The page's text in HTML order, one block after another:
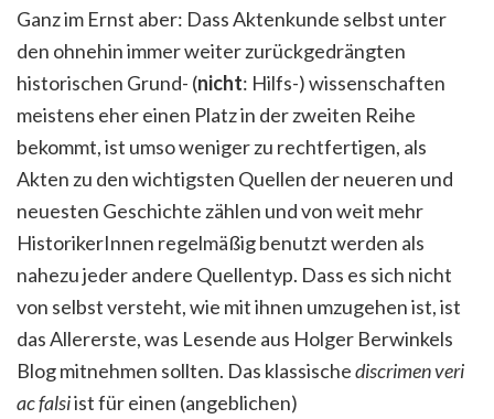
Ganz im Ernst aber: Dass Aktenkunde selbst unter
den ohnehin immer weiter zurückgedrängten
historischen Grund- (nicht: Hilfs-) wissenschaften
meistens eher einen Platz in der zweiten Reihe
bekommt, ist umso weniger zu rechtfertigen, als
Akten zu den wichtigsten Quellen der neueren und
neuesten Geschichte zählen und von weit mehr
HistorikerInnen regelmäßig benutzt werden als
nahezu jeder andere Quellentyp. Dass es sich nicht
von selbst versteht, wie mit ihnen umzugehen ist, ist
das Allererste, was Lesende aus Holger Berwinkels
Blog mitnehmen sollten. Das klassischediscrimen veri
ac falsiist für einen (angeblichen)